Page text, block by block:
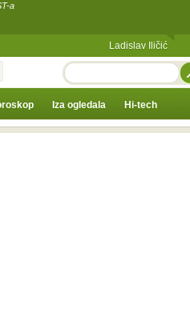
a
Ladislav Iličić
TRAŽI
Iza ogledala Hi-tech